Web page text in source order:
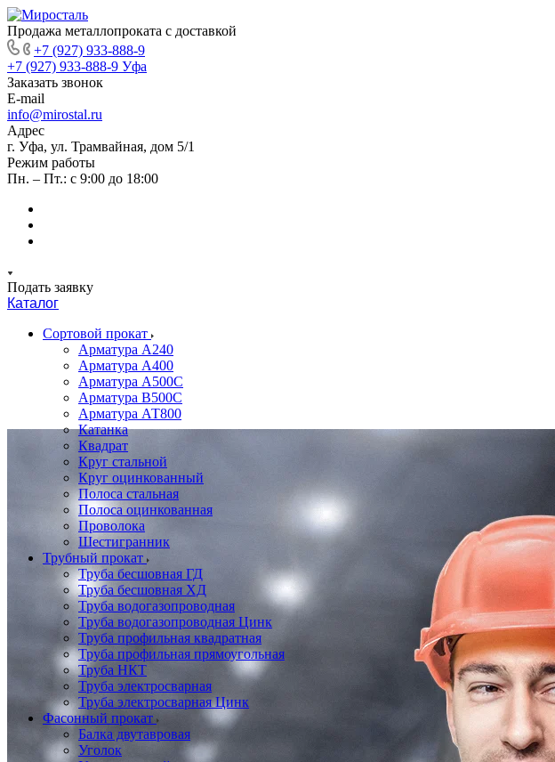
Продажа металлопроката с доставкой
+7 (927) 933-888-9
+7 (927) 933-888-9 Уфа
Заказать звонок
E-mail
info@mirostal.ru
Адрес
г. Уфа, ул. Трамвайная, дом 5/1
Режим работы
Пн. – Пт.: с 9:00 до 18:00
Подать заявку
Каталог
Сортовой прокат
Арматура А240
Арматура А400
Арматура А500C
Арматура В500С
Арматура АТ800
Катанка
Квадрат
Круг стальной
Круг оцинкованный
Полоса стальная
Полоса оцинкованная
Проволока
Шестигранник
Трубный прокат
Труба бесшовная ГД
Труба бесшовная ХД
Труба водогазопроводная
Труба водогазопроводная Цинк
Труба профильная квадратная
Труба профильная прямоугольная
Труба НКТ
Труба электросварная
Труба электросварная Цинк
Фасонный прокат
Балка двутавровая
Уголок